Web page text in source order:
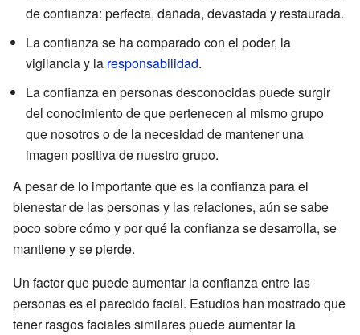
de confianza: perfecta, dañada, devastada y restaurada.
La confianza se ha comparado con el poder, la
vigilancia y la responsabilidad.
La confianza en personas desconocidas puede surgir
del conocimiento de que pertenecen al mismo grupo
que nosotros o de la necesidad de mantener una
imagen positiva de nuestro grupo.
A pesar de lo importante que es la confianza para el
bienestar de las personas y las relaciones, aún se sabe
poco sobre cómo y por qué la confianza se desarrolla, se
mantiene y se pierde.
Un factor que puede aumentar la confianza entre las
personas es el parecido facial. Estudios han mostrado que
tener rasgos faciales similares puede aumentar la